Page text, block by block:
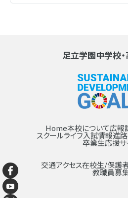
足立学園中学校
Home本校について広報
スクールライフ入試情報進
卒業生応援サ
交通アクセス在校生/保護
教職員募